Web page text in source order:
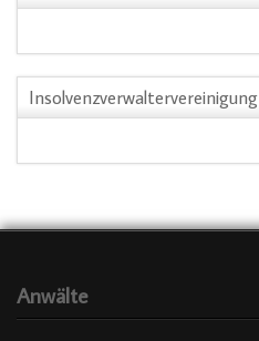
Insolvenzverwaltervereinigung
Anwälte